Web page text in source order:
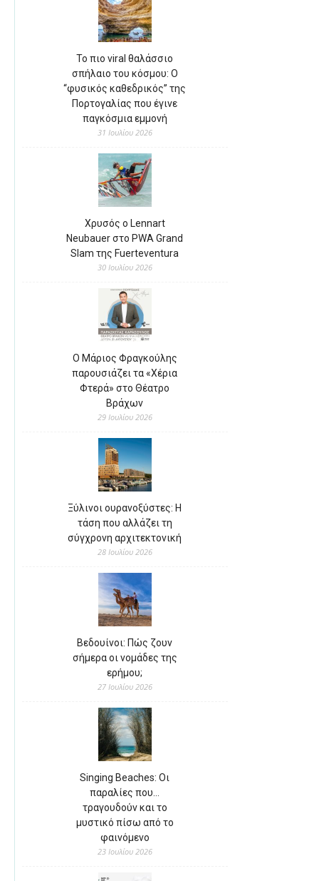
Το πιο viral θαλάσσιο
σπήλαιο του κόσμου: Ο
“φυσικός καθεδρικός” της
Πορτογαλίας που έγινε
παγκόσμια εμμονή
31 Ιουλίου 2026
Χρυσός ο Lennart
Neubauer στο PWA Grand
Slam της Fuerteventura
30 Ιουλίου 2026
Ο Μάριος Φραγκούλης
παρουσιάζει τα «Χέρια
Φτερά» στο Θέατρο
Βράχων
29 Ιουλίου 2026
Ξύλινοι ουρανοξύστες: Η
τάση που αλλάζει τη
σύγχρονη αρχιτεκτονική
28 Ιουλίου 2026
Βεδουίνοι: Πώς ζουν
σήμερα οι νομάδες της
ερήμου;
27 Ιουλίου 2026
Singing Beaches: Οι
παραλίες που…
τραγουδούν και το
μυστικό πίσω από το
φαινόμενο
23 Ιουλίου 2026